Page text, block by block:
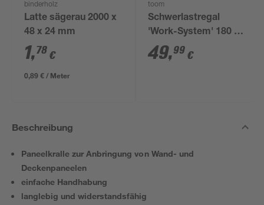
binderholz
Latte sägerau 2000 x
48 x 24 mm
1,78 €
0,89 € / Meter
toom
Schwerlastregal
'Work-System' 180 x
100 x 30-60 cm 5
Böden à 100-175 kg
49,99 €
Beschreibung
Paneelkralle zur Anbringung von Wand- und
Deckenpaneelen
einfache Handhabung
langlebig und widerstandsfähig